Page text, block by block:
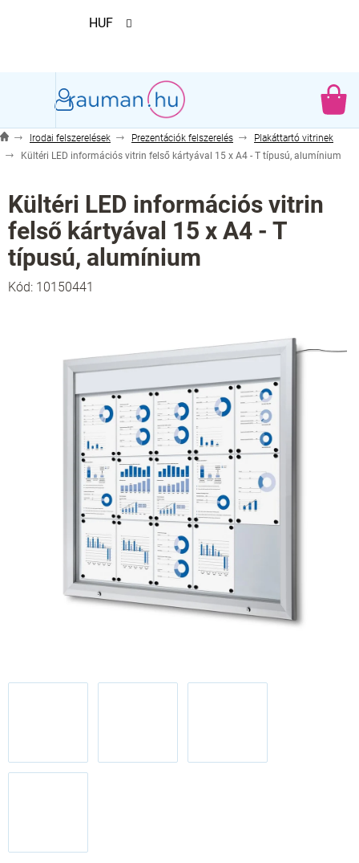
HUF
Irodai felszerelések Prezentációk felszerelés
Plakáttartó vitrinek
Kültéri LED információs vitrin felső kártyával 15 x A4 - T típusú, alumínium
Kültéri LED információs vitrin
felső kártyával 15 x A4 - T
típusú, alumínium
Kód: 10150441